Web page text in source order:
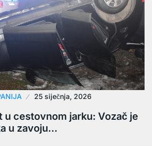
25 siječnja, 2026
u cestovnom jarku: Vozač je
u zavoju…